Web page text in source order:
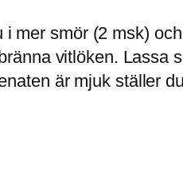
mer smör (2 msk)
vitlöken.
är mjuk ställer